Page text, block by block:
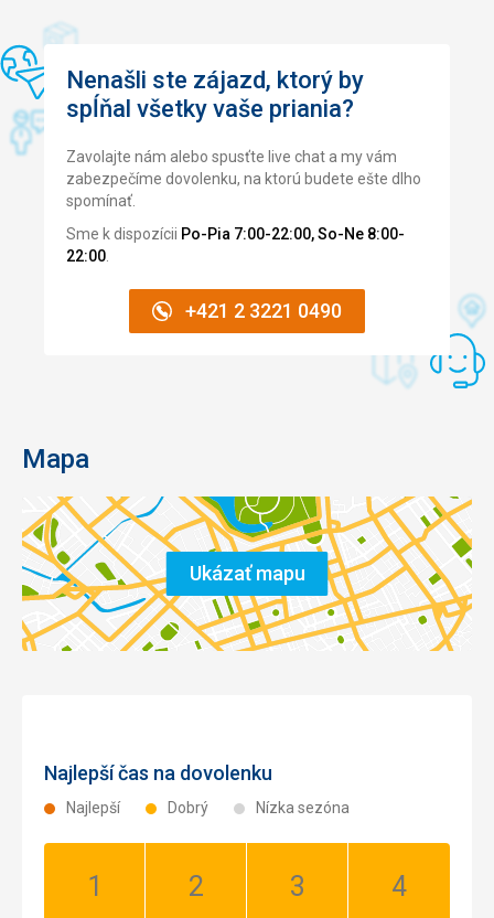
Nenašli ste zájazd, ktorý by
spĺňal všetky vaše priania?
Zavolajte nám alebo spusťte live chat a my vám
zabezpečíme dovolenku, na ktorú budete ešte dlho
spomínať.
Sme k dispozícii Po-Pia 7:00-22:00, So-Ne 8:00-
22:00.
+421 2 3221 0490
Mapa
Ukázať mapu
Najlepší čas na dovolenku
Najlepší Dobrý Nízka sezóna
Január:
Február:
Marec:
Apríl: